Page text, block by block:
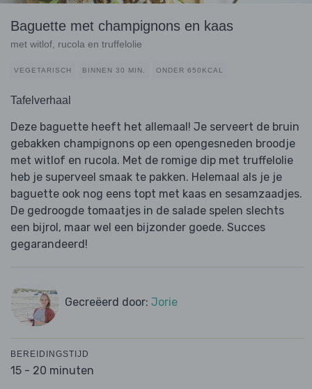
Baguette met champignons en kaas
met witlof, rucola en truffelolie
VEGETARISCH BINNEN 30 MIN. ONDER 650KCAL
Tafelverhaal
Deze baguette heeft het allemaal! Je serveert de bruin
gebakken champignons op een opengesneden broodje
met witlof en rucola. Met de romige dip met truffelolie
heb je superveel smaak te pakken. Helemaal als je je
baguette ook nog eens topt met kaas en sesamzaadjes.
De gedroogde tomaatjes in de salade spelen slechts
een bijrol, maar wel een bijzonder goede. Succes
gegarandeerd!
Gecreëerd door: Jorie
BEREIDINGSTIJD
15 - 20 minuten